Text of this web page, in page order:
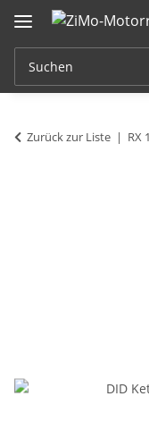
Zurück zur Liste RX